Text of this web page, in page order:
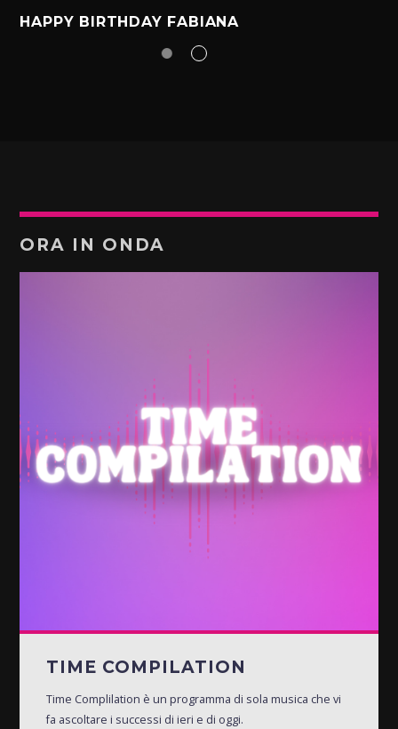
HAPPY BIRTHDAY FABIANA
ORA IN ONDA
TIME COMPILATION
Time Complilation è un programma di sola musica che vi
fa ascoltare i successi di ieri e di oggi.